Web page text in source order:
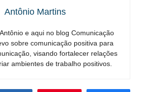
Antônio Martins
e aqui no blog Comunicação
sobre comunicação positiva para
visando fortalecer relações
ambientes de trabalho positivos.